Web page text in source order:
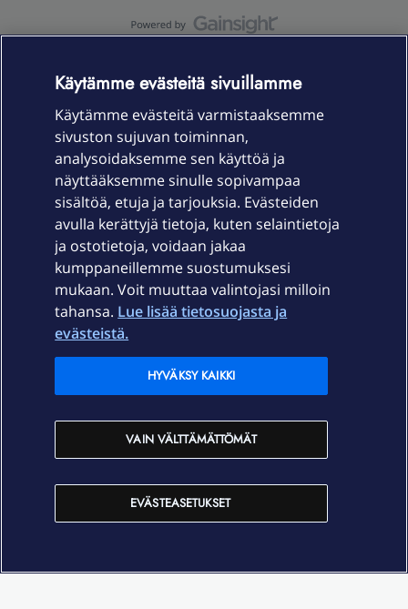
Laitteet & liittymät
Palvelut
Ajankohtaista
Elisa Oyj
In English
Käytämme evästeitä sivuillamme
Käytämme evästeitä varmistaaksemme
sivuston sujuvan toiminnan,
analysoidaksemme sen käyttöä ja
näyttääksemme sinulle sopivampaa
sisältöä, etuja ja tarjouksia. Evästeiden
avulla kerättyjä tietoja, kuten selaintietoja
ja ostotietoja, voidaan jakaa
kumppaneillemme suostumuksesi
mukaan. Voit muuttaa valintojasi milloin
tahansa. Lue lisää tietosuojasta ja
evästeistä.
EVÄSTEASETUKSET
VAIN VÄLTTÄMÄTTÖMÄT
HYVÄKSY KAIKKI